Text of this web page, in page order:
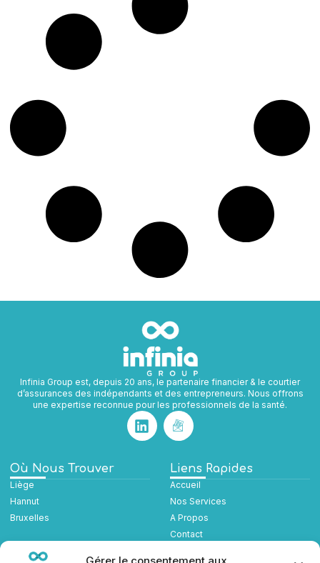
Infinia Group est, depuis 20 ans, le partenaire financier & le courtier
d’assurances des indépendants et des entrepreneurs. Nous offrons
une expertise reconnue pour les professionnels de la santé.
Où Nous Trouver
Liège
Hannut
Bruxelles
Liens Rapides
Accueil
Nos Services
A Propos
Contact